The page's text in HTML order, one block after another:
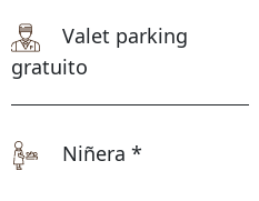
Valet parking
gratuito
Niñera *